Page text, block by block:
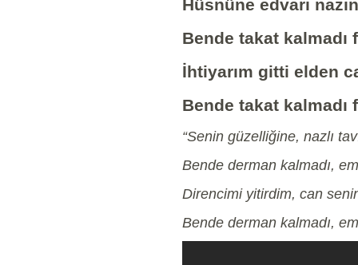
Hüsnüne edvarı
Bende takat kalmadı
İhtiyarım gitti elden
Bende takat kalmadı
“Senin güzelliğine, nazlı
Bende derman kalmadı,
Direncimi yitirdim, can
Bende derman kalmadı,